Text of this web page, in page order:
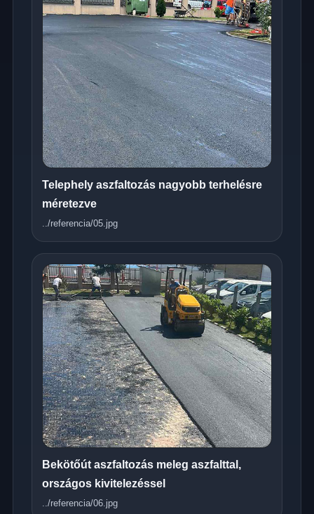
Telephely aszfaltozás nagyobb terhelésre
méretezve
../referencia/05.jpg
Bekötőút aszfaltozás meleg aszfalttal,
országos kivitelezéssel
../referencia/06.jpg